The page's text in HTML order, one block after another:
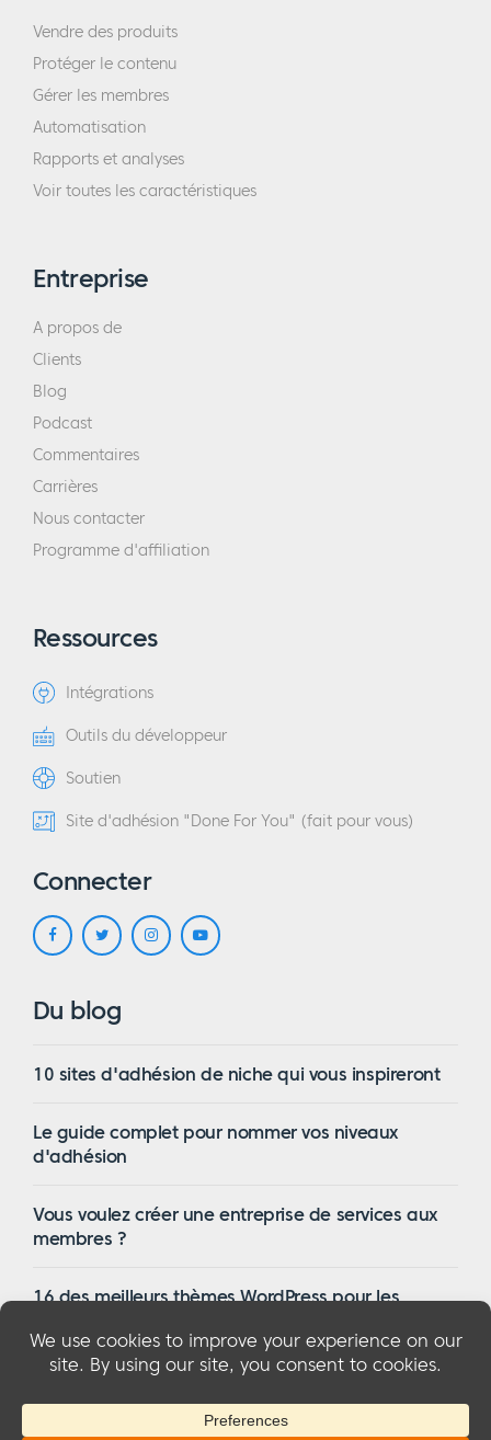
Vendre des produits
Protéger le contenu
Gérer les membres
Automatisation
Rapports et analyses
Voir toutes les caractéristiques
Entreprise
A propos de
Clients
Blog
Podcast
Commentaires
Carrières
Nous contacter
Programme d'affiliation
Ressources
Intégrations
Outils du développeur
Soutien
Site d'adhésion "Done For You" (fait pour vous)
Connecter
Du blog
10 sites d'adhésion de niche qui vous inspireront
Le guide complet pour nommer vos niveaux
d'adhésion
Vous voulez créer une entreprise de services aux
membres ?
16 des meilleurs thèmes WordPress pour les
© 2026 MemberMouse, LLCPolitique de confidentialité